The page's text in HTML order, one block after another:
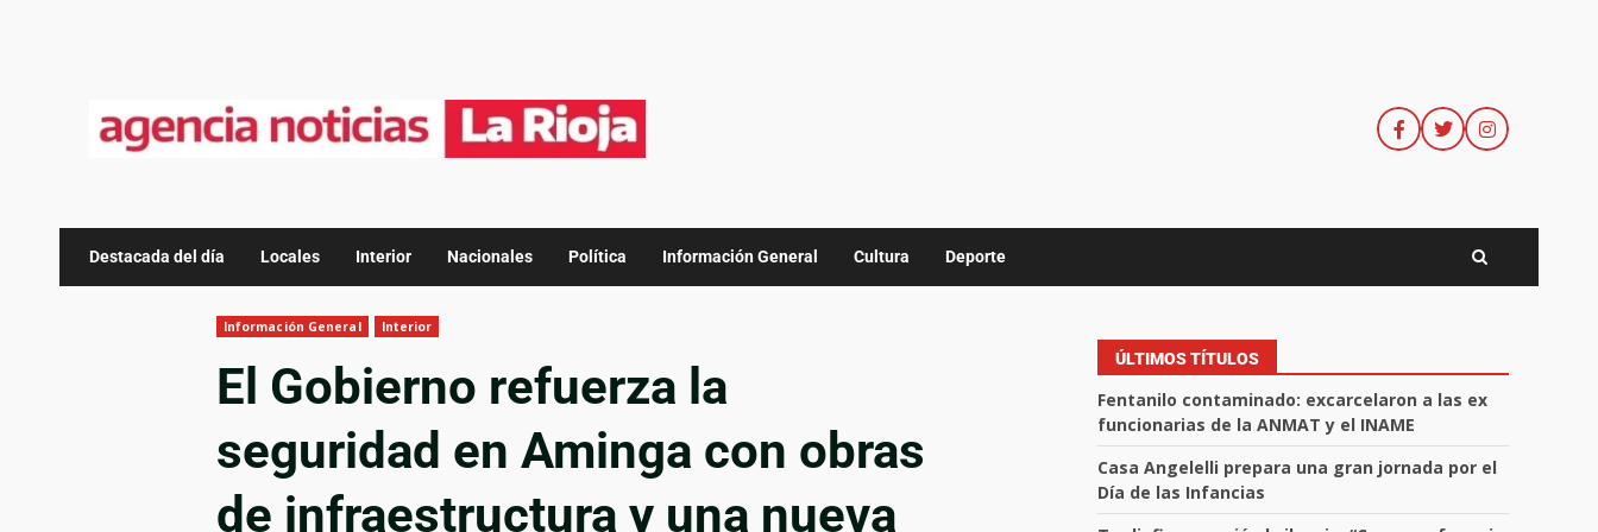
Destacada del día Locales Interior Nacionales Política Información General Cultura Deporte
Información General Interior
El Gobierno refuerza la
seguridad en Aminga con obras
de infraestructura y una nueva
ÚLTIMOS TÍTULOS
Fentanilo contaminado: excarcelaron a las ex
funcionarias de la ANMAT y el INAME
Casa Angelelli prepara una gran jornada por el
Día de las Infancias